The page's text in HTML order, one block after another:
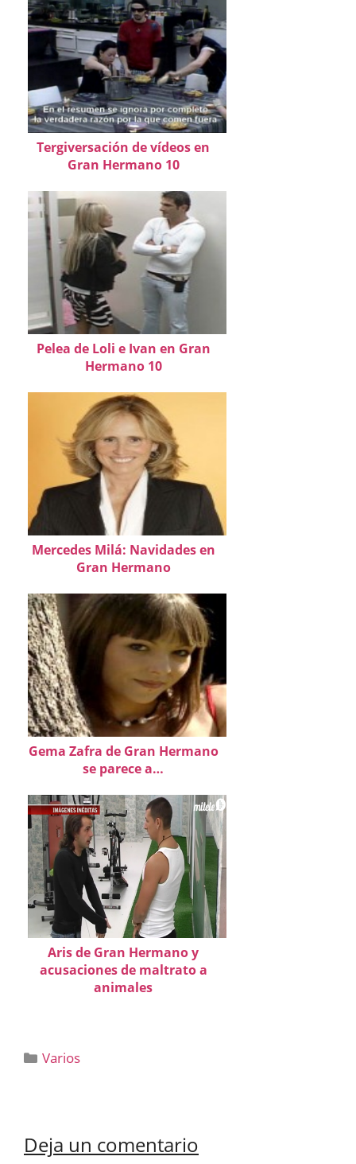
Tergiversación de vídeos en
Gran Hermano 10
Pelea de Loli e Ivan en Gran
Hermano 10
Mercedes Milá: Navidades en
Gran Hermano
Gema Zafra de Gran Hermano
se parece a…
Aris de Gran Hermano y
acusaciones de maltrato a
animales
Categorías
Varios
Deja un comentario